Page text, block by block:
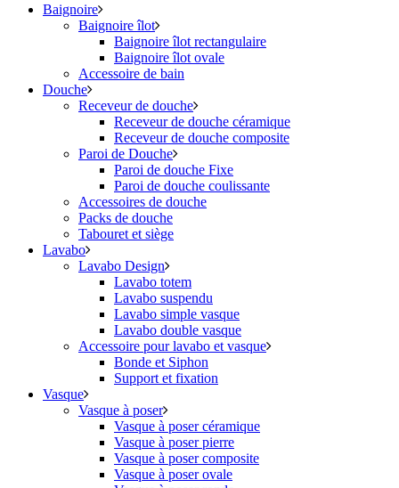
Baignoire
Baignoire îlot
Baignoire îlot rectangulaire
Baignoire îlot ovale
Accessoire de bain
Douche
Receveur de douche
Receveur de douche céramique
Receveur de douche composite
Paroi de Douche
Paroi de douche Fixe
Paroi de douche coulissante
Accessoires de douche
Packs de douche
Tabouret et siège
Lavabo
Lavabo Design
Lavabo totem
Lavabo suspendu
Lavabo simple vasque
Lavabo double vasque
Accessoire pour lavabo et vasque
Bonde et Siphon
Support et fixation
Vasque
Vasque à poser
Vasque à poser céramique
Vasque à poser pierre
Vasque à poser composite
Vasque à poser ovale